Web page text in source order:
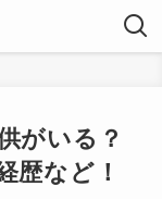
がいる？
歴など！